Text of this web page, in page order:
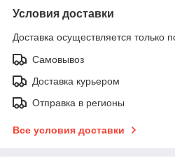
Условия доставки
Доставка осуществляется только
Самовывоз
Доставка курьером
Отправка в регионы
Все условия доставки